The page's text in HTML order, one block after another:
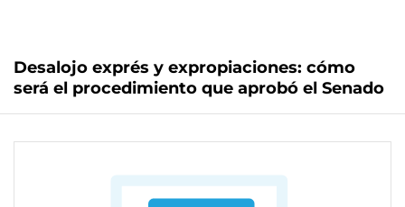
Desalojo exprés y expropiaciones: cómo
será el procedimiento que aprobó el Senado